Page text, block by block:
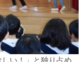
い！」と独り占め